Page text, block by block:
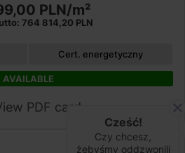
PLN/m²
764 814,20 PLN
Cert. energetyczny
AVAILABLE
PDF card
Cześć!
Czy chcesz,
żebyśmy oddzwonili